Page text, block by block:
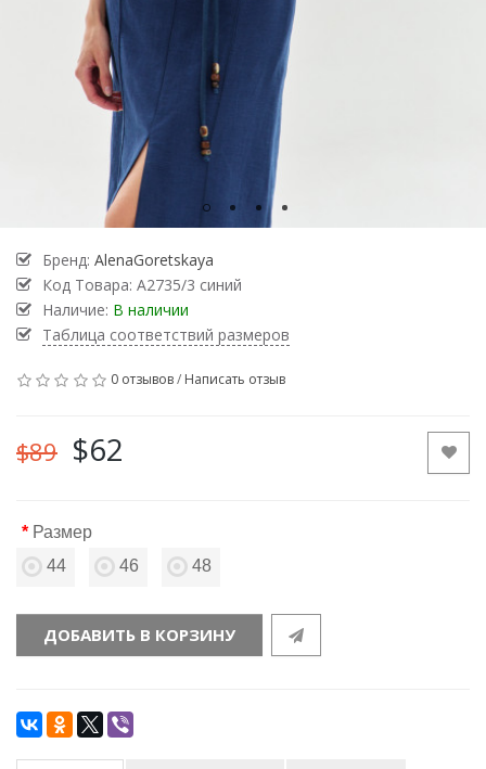
Бренд: AlenaGoretskaya
Код Товара: А2735/3 синий
Наличие: В наличии
Таблица соответствий размеров
0 отзывов/ Написать отзыв
$89 $62
Размер
44
46 48
ДОБАВИТЬ В КОРЗИНУ